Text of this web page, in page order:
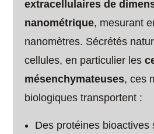
extracellulaires de
nanométrique, mesurant
nanomètres. Sécrétés
cellules, en particulier les
mésenchymateuses, ces
biologiques transportent :
Des protéines bioactives